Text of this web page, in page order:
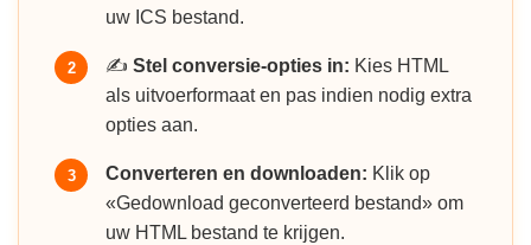
uw ICS bestand.
2 ✍️ Stel conversie-opties in: Kies HTML
als uitvoerformaat en pas indien nodig extra
opties aan.
3 Converteren en downloaden: Klik op
«Gedownload geconverteerd bestand» om
uw HTML bestand te krijgen.